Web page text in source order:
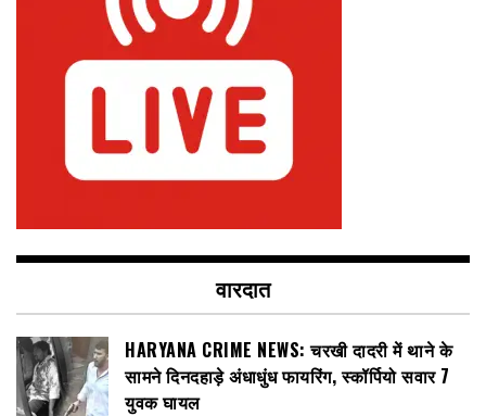
वारदात
HARYANA CRIME NEWS: चरखी दादरी में थाने के
सामने दिनदहाड़े अंधाधुंध फायरिंग, स्कॉर्पियो सवार 7
युवक घायल